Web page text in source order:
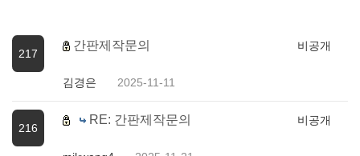
217
간판제작문의
김경은 2025-11-11
비공개
216
RE: 간판제작문의 비공개